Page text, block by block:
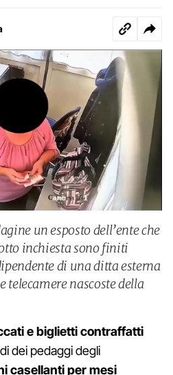
un esposto dell’ente che
inchiesta sono finiti
di una ditta esterna
telecamere nascoste della
e biglietti contraffatti
dei pedaggi degli
casellanti per mesi